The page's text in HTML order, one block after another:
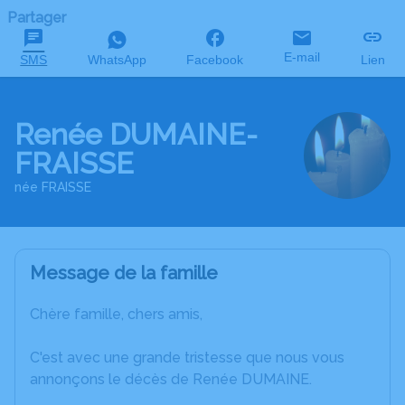
Partager
SMS WhatsApp Facebook E-mail Lien
Renée DUMAINE-
FRAISSE
née FRAISSE
Message de la famille
Chère famille, chers amis,
C'est avec une grande tristesse que nous vous
annonçons le décès de Renée DUMAINE.